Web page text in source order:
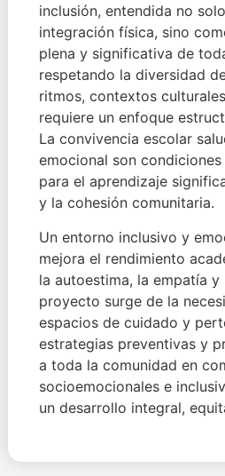
inclusión, entendida no
integración física, sino
plena y significativa de
respetando la diversidad
ritmos, contextos
requiere un enfoque
La convivencia escolar
emocional son
para el aprendizaje
y la cohesión comunitaria.
Un entorno inclusivo y
mejora el rendimiento
la autoestima, la empatía y
proyecto surge de la
espacios de cuidado y
estrategias preventivas y
a toda la comunidad en
socioemocionales e
un desarrollo integral,